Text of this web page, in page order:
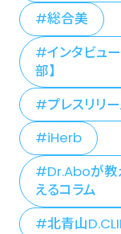
総合美
インタビュ
部】
プレスリリ
iHerb
Dr.Aboが教
えるコラム
北青山